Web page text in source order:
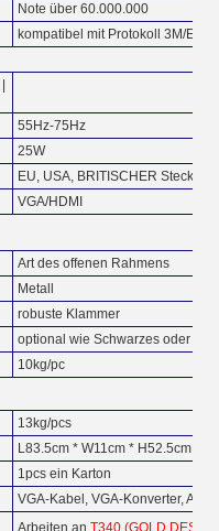
Note über 60.000.000
kompatibel mit Protokoll 3M/ELO
55Hz-75Hz
25W
EU, USA, BRITISCHER Stecker
VGA/HDMI
Art des offenen Rahmens
Metall
robuste Klammer
optional wie Schwarzes oder
10kg/pc
13kg/pcs
L83.5cm * W11cm * H52.5cm
1pcs ein Karton
VGA-Kabel, VGA-Konverter,
Arbeiten an T340 (GOLD DES